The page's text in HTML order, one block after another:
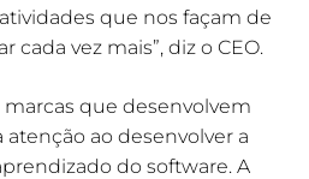
que nos façam de
cada vez mais”, diz o CEO.
que desenvolvem
ao desenvolver a
do software. A